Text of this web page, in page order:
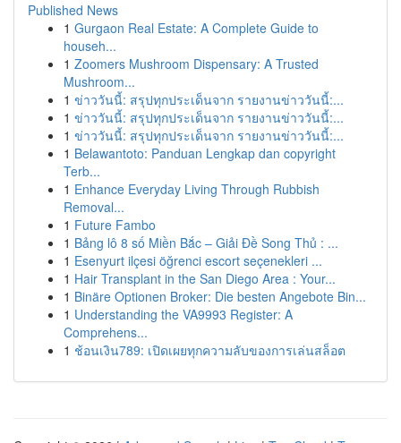
Published News
1 Gurgaon Real Estate: A Complete Guide to
househ...
1 Zoomers Mushroom Dispensary: A Trusted
Mushroom...
1 ข่าววันนี้: สรุปทุกประเด็นจาก รายงานข่าววันนี้:...
1 ข่าววันนี้: สรุปทุกประเด็นจาก รายงานข่าววันนี้:...
1 ข่าววันนี้: สรุปทุกประเด็นจาก รายงานข่าววันนี้:...
1 Belawantoto: Panduan Lengkap dan copyright
Terb...
1 Enhance Everyday Living Through Rubbish
Removal...
1 Future Fambo
1 Bảng lô 8 số Miền Bắc – Giải Đề Song Thủ : ...
1 Esenyurt ilçesi öğrenci escort seçenekleri ...
1 Hair Transplant in the San Diego Area : Your...
1 Binäre Optionen Broker: Die besten Angebote Bin...
1 Understanding the VA9993 Register: A
Comprehens...
1 ช้อนเงิน789: เปิดเผยทุกความลับของการเล่นสล็อต